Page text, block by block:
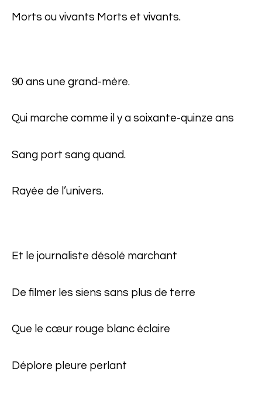
Morts ou vivants Morts et vivants.
90 ans une grand-mère.
Qui marche comme il y a soixante-quinze ans
Sang port sang quand.
Rayée de l’univers.
Et le journaliste désolé marchant
De filmer les siens sans plus de terre
Que le cœur rouge blanc éclaire
Déplore pleure perlant